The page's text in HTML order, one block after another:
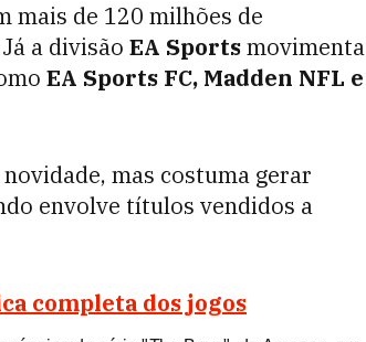
mais de 120 milhões de
a divisão EA Sportsmovimenta
EA Sports FC, Madden NFL e
mas costuma gerar
envolve títulos vendidos a
completa dos jogos